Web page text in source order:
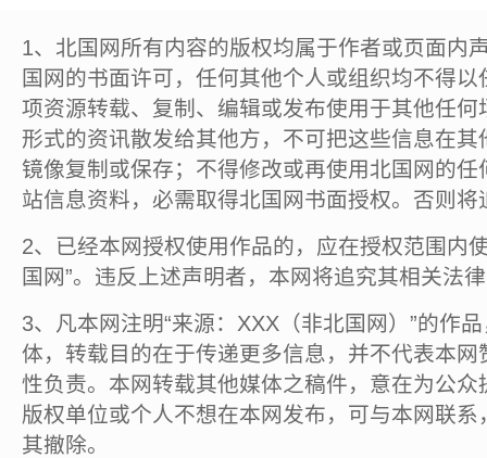
1、北国网所有内容的版权均属于作者或页面内
国网的书面许可，任何其他个人或组织均不得
项资源转载、复制、编辑或发布使用于其他任
形式的资讯散发给其他方，不可把这些信息在
镜像复制或保存；不得修改或再使用北国网的
站信息资料，必需取得北国网书面授权。否则将
2、已经本网授权使用作品的，应在授权范围内
国网”。违反上述声明者，本网将追究其相关法
3、凡本网注明“来源：XXX（非北国网）”的作
体，转载目的在于传递更多信息，并不代表本
性负责。本网转载其他媒体之稿件，意在为公
版权单位或个人不想在本网发布，可与本网联
其撤除。